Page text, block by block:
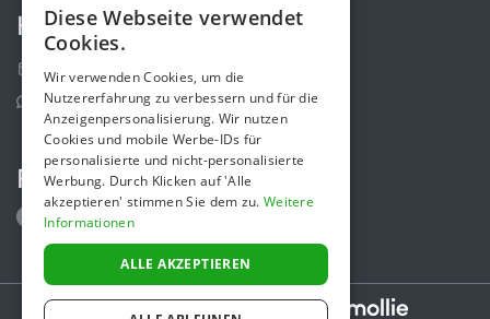
Kontakt
Kontakt-Formular
Support Center
Folge uns
Secure payments powered by
GERMAN
Diese Webseite verwendet
Cookies.
Wir verwenden Cookies, um die
Nutzererfahrung zu verbessern und für die
Anzeigenpersonalisierung. Wir nutzen
Cookies und mobile Werbe-IDs für
personalisierte und nicht-personalisierte
Werbung. Durch Klicken auf 'Alle
akzeptieren' stimmen Sie dem zu. Weitere
Informationen
ALLE AKZEPTIEREN